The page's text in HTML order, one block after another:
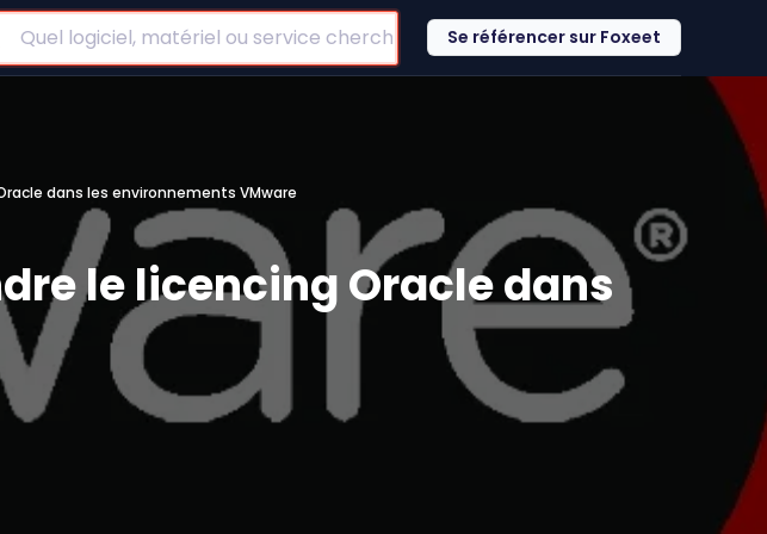
Se référencer sur Foxeet
dans les environnements VMware
le licencing Oracle dans